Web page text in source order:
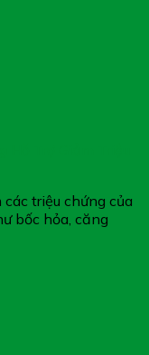
triệu chứng của
bốc hỏa, căng